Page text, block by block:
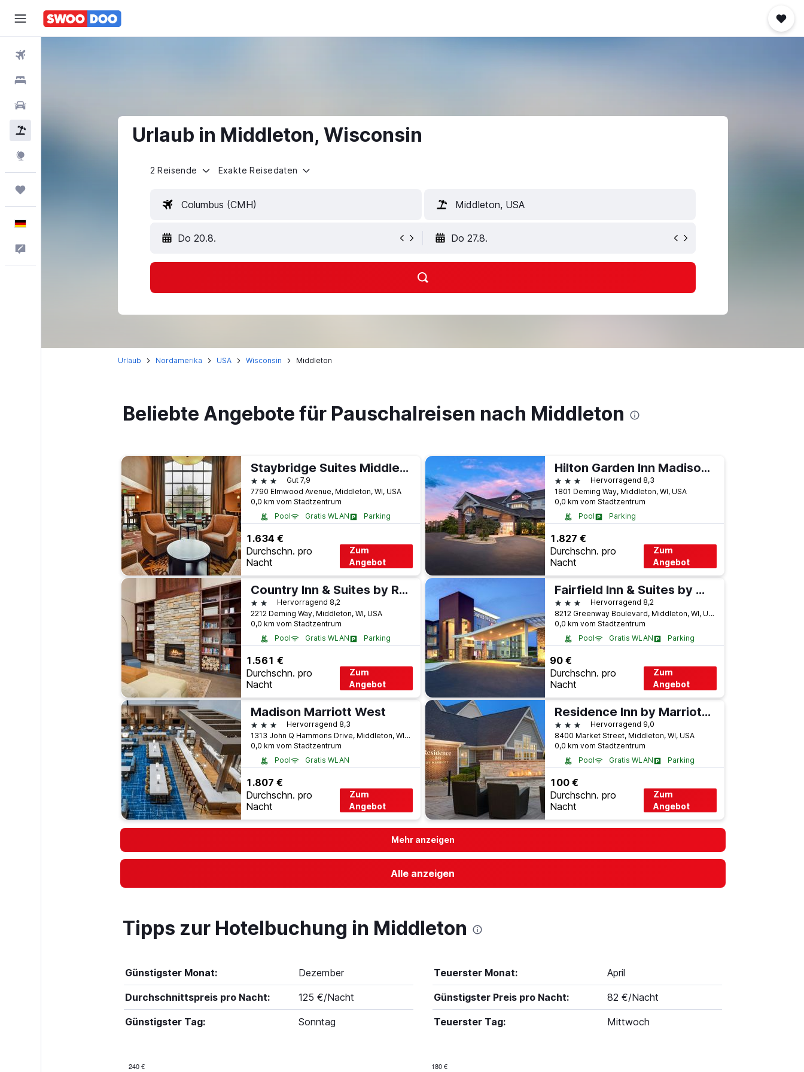
Urlaub in Middleton, Wisconsin
2 Reisende Exakte Reisedaten
Columbus (CMH) Middleton, USA
Do 20.8. Do 27.8.
Urlaub Nordamerika USA Wisconsin Middleton
Beliebte Angebote für Pauschalreisen nach Middleton
Staybridge Suites Middleton/Madison-West By IHG
3 SterneGut 7,9
7790 Elmwood Avenue, Middleton, WI, USA
0,0 km vom Stadtzentrum
Pool
Gratis WLAN Parking
1.634 €
Durchschn. pro
Nacht
Zum
Angebot
Hilton Garden Inn Madison West/Middleton
3 SterneHervorragend 8,3
1801 Deming Way, Middleton, WI, USA
0,0 km vom Stadtzentrum
Pool
Parking
1.827 €
Durchschn. pro
Nacht
Zum
Angebot
Country Inn & Suites by Radisson, Madison West, WI
2 SterneHervorragend 8,2
2212 Deming Way, Middleton, WI, USA
0,0 km vom Stadtzentrum
Pool
Gratis WLAN Parking
1.561 €
Durchschn. pro
Nacht
Zum
Angebot
Fairfield Inn & Suites by Marriott Madison West/Middleton
3 SterneHervorragend 8,2
8212 Greenway Boulevard, Middleton, WI, USA
0,0 km vom Stadtzentrum
Pool
Gratis WLAN Parking
90 €
Durchschn. pro
Nacht
Zum
Angebot
Madison Marriott West
3 SterneHervorragend 8,3
1313 John Q Hammons Drive, Middleton, WI, USA
0,0 km vom Stadtzentrum
Pool
Gratis WLAN
1.807 €
Durchschn. pro
Nacht
Zum
Angebot
Residence Inn by Marriott Madison West/Middleton
3 SterneHervorragend 9,0
8400 Market Street, Middleton, WI, USA
0,0 km vom Stadtzentrum
Pool
Gratis WLAN Parking
100 €
Durchschn. pro
Nacht
Zum
Angebot
Mehr anzeigen
Alle anzeigen
Tipps zur Hotelbuchung in Middleton
Günstigster Monat: Dezember Teuerster Monat: April
Durchschnittspreis pro Nacht: 125 €/Nacht Günstigster Preis pro Nacht: 82 €/Nacht
Günstigster Tag: Sonntag Teuerster Tag: Mittwoch
240 € 180 €